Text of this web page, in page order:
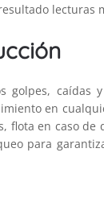
lecturas
golpes, caídas
en
flota en caso
para